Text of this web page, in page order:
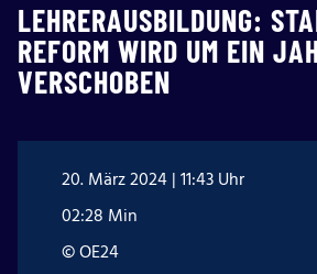
LEHRERAUSBILDUNG:
REFORM WIRD UM EIN
VERSCHOBEN
20. März 2024 | 11:43 Uhr
02:28 Min
© OE24